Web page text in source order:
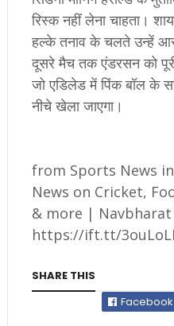
रिस्क नहीं लेना चाहता।
हल्के तनाव के चलते उन्हें
दूसरे मैच तक एंडरसन को
जो एडिलेड में पिंक बॉल के
नीचे खेला जाएगा।
from Sports News
News on Cricket,
& more | Navbharat
https://ift.tt/
SHARE THIS
Facebook